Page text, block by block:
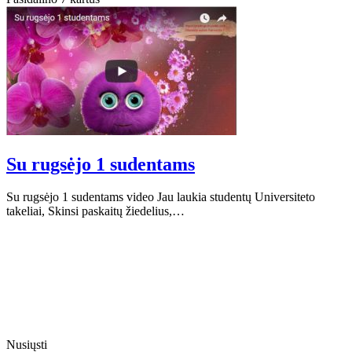
Su rugsėjo 1 sudentams
Su rugsėjo 1 sudentams video Jau laukia studentų Universiteto
takeliai, Skinsi paskaitų žiedelius,…
Nusiųsti